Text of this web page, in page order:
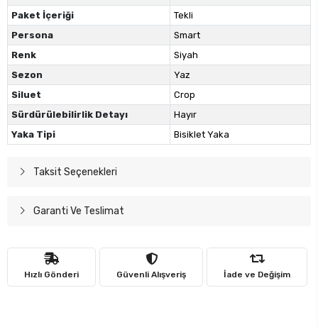
Paket İçeriği
Tekli
Persona
Smart
Renk
Siyah
Sezon
Yaz
Siluet
Crop
Sürdürülebilirlik Detayı
Hayır
Yaka Tipi
Bisiklet Yaka
Taksit Seçenekleri
Garanti Ve Teslimat
Hızlı Gönderi Güvenli Alışveriş İade ve Değişim